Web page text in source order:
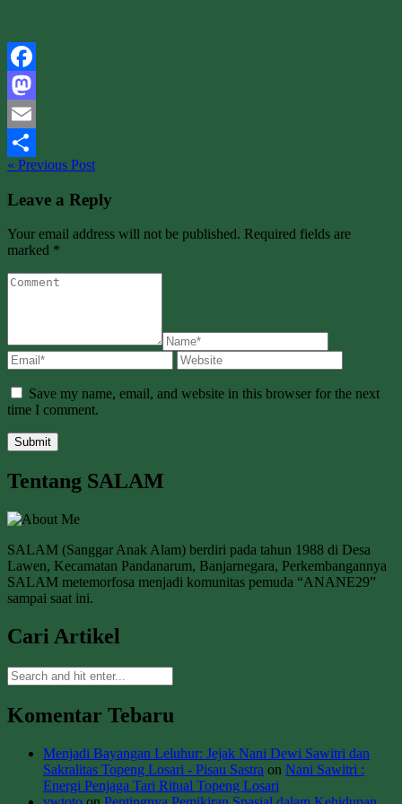
Facebook
Mastodon
Email
Share
« Previous Post
Leave a Reply
Your email address will not be published. Required fields are
marked *
Save my name, email, and website in this browser for the next
time I comment.
Tentang SALAM
SALAM (Sanggar Anak Alam) berdiri pada tahun 1988 di Desa
Lawen, Kecamatan Pandanarum, Banjarnegara, Perkembangannya
SALAM metemorfosa menjadi komunitas pemuda “ANANE29”
sampai saat ini.
Cari Artikel
Komentar Tebaru
Menjadi Bayangan Leluhur: Jejak Nani Dewi Sawitri dan
Sakralitas Topeng Losari - Pisau Sastra on Nani Sawitri :
Energi Penjaga Tari Ritual Topeng Losari